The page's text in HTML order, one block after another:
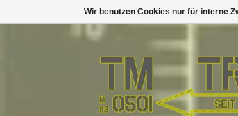
Wir benutzen Cookies nur für interne